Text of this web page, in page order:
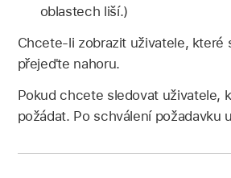
oblastech liší.)
Chcete-li zobrazit uživatele, které
přejeďte nahoru.
Pokud chcete sledovat uživatele,
požádat. Po schválení požadavku